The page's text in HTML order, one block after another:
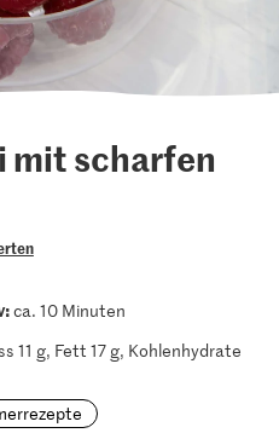
mit scharfen
ca. 10 Minuten
11 g, Fett 17 g, Kohlenhydrate